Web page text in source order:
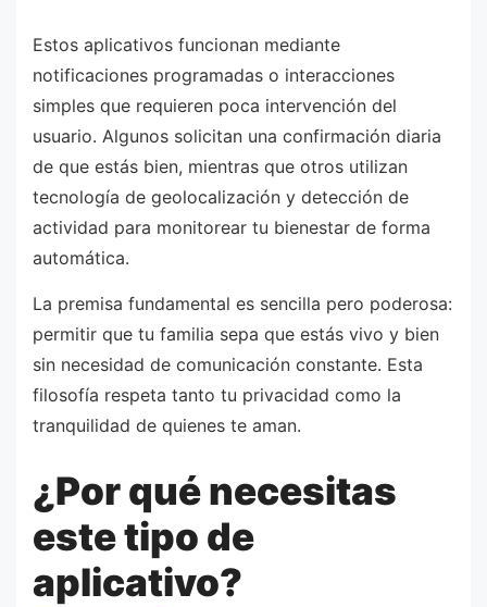
Estos aplicativos funcionan mediante
notificaciones programadas o interacciones
simples que requieren poca intervención del
usuario. Algunos solicitan una confirmación diaria
de que estás bien, mientras que otros utilizan
tecnología de geolocalización y detección de
actividad para monitorear tu bienestar de forma
automática.
La premisa fundamental es sencilla pero poderosa:
permitir que tu familia sepa que estás vivo y bien
sin necesidad de comunicación constante. Esta
filosofía respeta tanto tu privacidad como la
tranquilidad de quienes te aman.
¿Por qué necesitas
este tipo de
aplicativo?